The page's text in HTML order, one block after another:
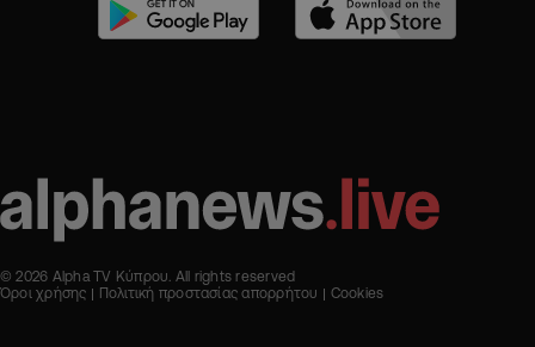
© 2026 Alpha TV Κύπρου. All rights reserved
Όροι χρήσης
Πολιτική προστασίας απορρήτου Cookies